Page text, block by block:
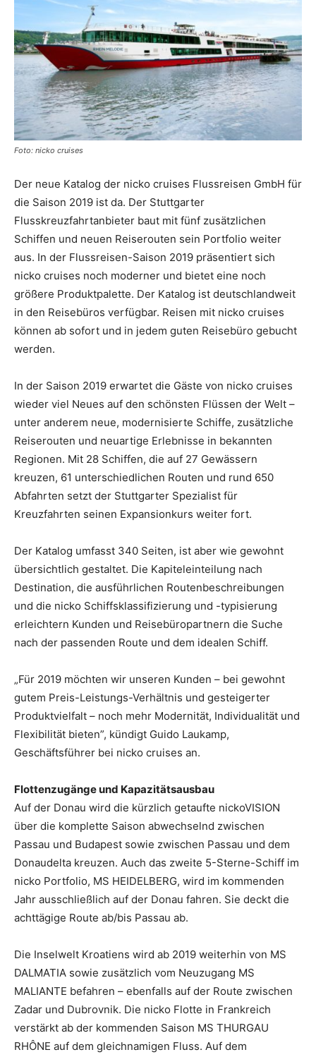
Reiseempfehlungen.
Foto: nicko cruises
Der neue Katalog der nicko cruises Flussreisen GmbH für
die Saison 2019 ist da. Der Stuttgarter
Flusskreuzfahrtanbieter baut mit fünf zusätzlichen
Schiffen und neuen Reiserouten sein Portfolio weiter
aus. In der Flussreisen-Saison 2019 präsentiert sich
nicko cruises noch moderner und bietet eine noch
größere Produktpalette. Der Katalog ist deutschlandweit
in den Reisebüros verfügbar. Reisen mit nicko cruises
können ab sofort und in jedem guten Reisebüro gebucht
werden.
In der Saison 2019 erwartet die Gäste von nicko cruises
wieder viel Neues auf den schönsten Flüssen der Welt –
unter anderem neue, modernisierte Schiffe, zusätzliche
Reiserouten und neuartige Erlebnisse in bekannten
Regionen. Mit 28 Schiffen, die auf 27 Gewässern
kreuzen, 61 unterschiedlichen Routen und rund 650
Abfahrten setzt der Stuttgarter Spezialist für
Kreuzfahrten seinen Expansionkurs weiter fort.
Der Katalog umfasst 340 Seiten, ist aber wie gewohnt
übersichtlich gestaltet. Die Kapiteleinteilung nach
Destination, die ausführlichen Routenbeschreibungen
und die nicko Schiffsklassifizierung und -typisierung
erleichtern Kunden und Reisebüropartnern die Suche
nach der passenden Route und dem idealen Schiff.
„Für 2019 möchten wir unseren Kunden – bei gewohnt
gutem Preis-Leistungs-Verhältnis und gesteigerter
Produktvielfalt – noch mehr Modernität, Individualität und
Flexibilität bieten”, kündigt Guido Laukamp,
Geschäftsführer bei nicko cruises an.
Flottenzugänge und Kapazitätsausbau
Auf der Donau wird die kürzlich getaufte nickoVISION
über die komplette Saison abwechselnd zwischen
Passau und Budapest sowie zwischen Passau und dem
Donaudelta kreuzen. Auch das zweite 5-Sterne-Schiff im
nicko Portfolio, MS HEIDELBERG, wird im kommenden
Jahr ausschließlich auf der Donau fahren. Sie deckt die
achttägige Route ab/bis Passau ab.
Die Inselwelt Kroatiens wird ab 2019 weiterhin von MS
DALMATIA sowie zusätzlich vom Neuzugang MS
MALIANTE befahren – ebenfalls auf der Route zwischen
Zadar und Dubrovnik. Die nicko Flotte in Frankreich
verstärkt ab der kommenden Saison MS THURGAU
RHÔNE auf dem gleichnamigen Fluss. Auf dem